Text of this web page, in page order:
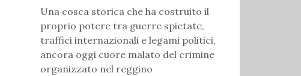
Una cosca storica che ha costruito il
proprio potere tra guerre spietate,
traffici internazionali e legami politici,
ancora oggi cuore malato del crimine
organizzato nel reggino